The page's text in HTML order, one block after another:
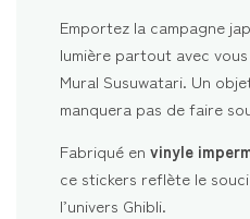
Emportez la campagne
lumière partout avec
Mural Susuwatari. Un
manquera pas de faire
Fabriqué en vinyle
ce stickers reflète le
l’univers Ghibli.